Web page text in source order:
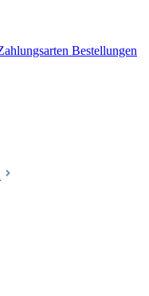
Bestellungen